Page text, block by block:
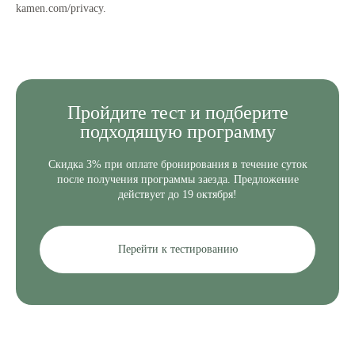
kamen.com/privacy.
Пройдите тест и подберите
подходящую программу
Скидка 3% при оплате бронирования в течение суток
после получения программы заезда. Предложение
действует до 19 октября!
Перейти к тестированию